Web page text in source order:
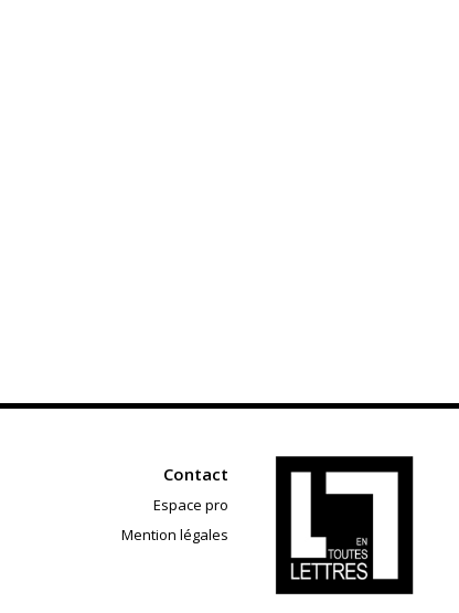
Contact
Espace pro
Mention légales